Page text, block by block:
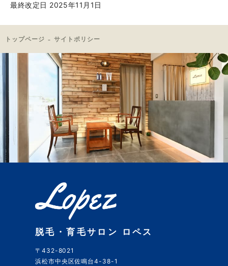
最終改定日 2025年11月1日
トップページ サイトポリシー
脱毛・育毛サロン ロペス
〒432-8021
浜松市中央区佐鳴台4-38-1